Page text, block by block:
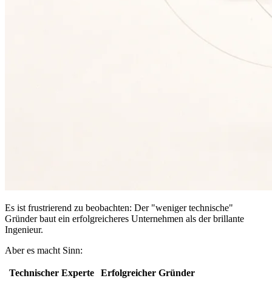
Es ist frustrierend zu beobachten: Der "weniger technische"
Gründer baut ein erfolgreicheres Unternehmen als der brillante
Ingenieur.
Aber es macht Sinn:
Technischer Experte
Erfolgreicher Gründer